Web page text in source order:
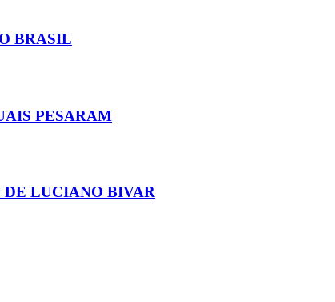
BRASIL
PESARAM
DE LUCIANO BIVAR